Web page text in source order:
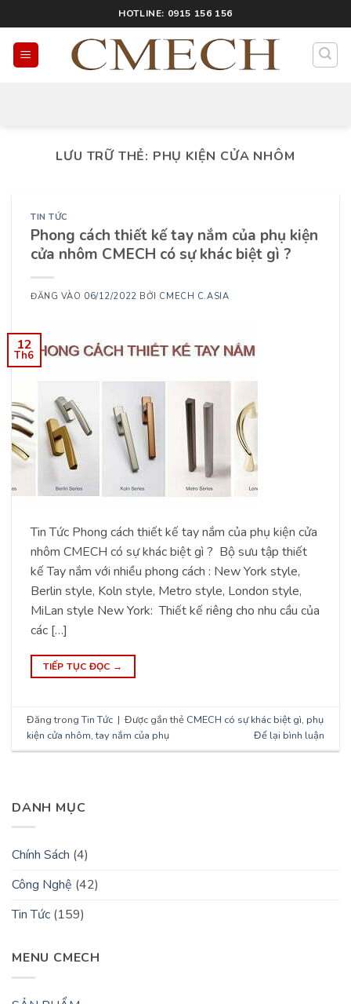
HOTLINE: 0915 156 156
LƯU TRỮ THẺ: PHỤ KIỆN CỬA NHÔM
TIN TỨC
Phong cách thiết kế tay nắm của phụ kiện
cửa nhôm CMECH có sự khác biệt gì ?
ĐĂNG VÀO 06/12/2022 BỞI CMECH C.ASIA
12
Th6
Tin Tức Phong cách thiết kế tay nắm của phụ kiện cửa
nhôm CMECH có sự khác biệt gì ? Bộ sưu tập thiết
kế Tay nắm với nhiều phong cách : New York style,
Berlin style, Koln style, Metro style, London style,
MiLan style New York: Thiết kế riêng cho nhu cầu của
các […]
TIẾP TỤC ĐỌC →
Đăng trongTin Tức | Được gắn thẻ CMECH có sự khác biệt gì, phụ
kiện cửa nhôm,tay nắm của phụ Để lại bình luận
DANH MỤC
Chính Sách (4)
Công Nghệ (42)
Tin Tức (159)
MENU CMECH